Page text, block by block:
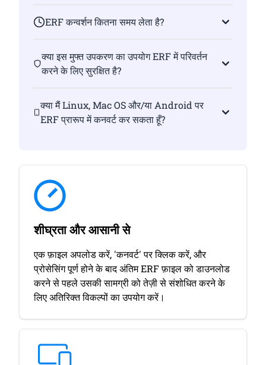
ERF कन्वर्शन कितना समय लेता है?
क्या इस मुफ्त उपकरण का उपयोग ERF में परिवर्तन
करने के लिए सुरक्षित है?
क्या मैं Linux, Mac OS और/या Android पर
ERF प्रारूप में कनवर्ट कर सकता हूँ?
शीघ्रता और आसानी से
एक फ़ाइल अपलोड करें, 'कनवर्ट' पर क्लिक करें, और
प्रोसेसिंग पूर्ण होने के बाद अंतिम ERF फ़ाइल को डाउनलोड
करने से पहले उसकी सामग्री को तेज़ी से संशोधित करने के
लिए अतिरिक्त विकल्पों का उपयोग करें।